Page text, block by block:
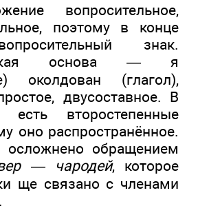
вопросительное,
поэтому в конце
знак.
основа — я
околдован (глагол),
двусоставное. В
есть второстепенные
оно распространённое.
осложнено обращением
— чародей, которое
ще связано с членами